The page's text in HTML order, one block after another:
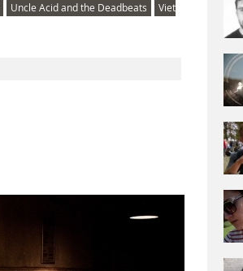
Uncle Acid and the Deadbeats
Viet